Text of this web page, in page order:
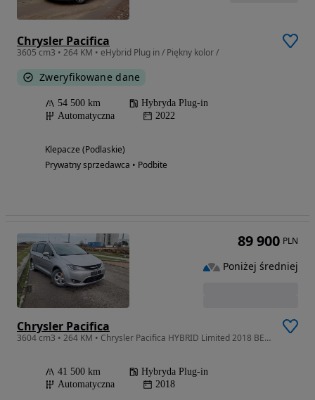
Chrysler Pacifica
3605 cm3 • 264 KM • eHybrid Plug in / Piękny kolor /
Zweryfikowane dane
54 500 km
Hybryda Plug-in
Automatyczna
2022
Klepacze (Podlaskie)
Prywatny sprzedawca • Podbite
Chrysler Pacifica
3604 cm3 • 264 KM • Chrysler Pacifica HYBRID Limited 2018 BEZWYPADKOWA Bogate wyposażenie
41 500 km
Hybryda Plug-in
Automatyczna
2018
89 900 PLN
Poniżej średniej